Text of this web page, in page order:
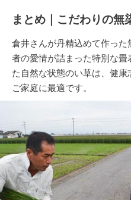
まとめ｜こだわりの無
倉井さんが丹精込めて作った
者の愛情が詰まった特別な
た自然な状態のい草は、健
ご家庭に最適です。